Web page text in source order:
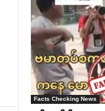
Facts Checking News